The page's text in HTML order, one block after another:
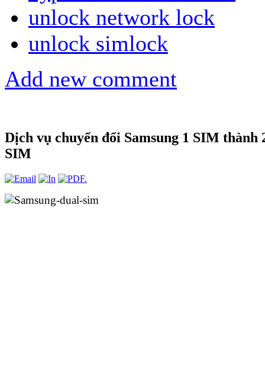
unlock network lock
unlock simlock
Add new comment
Dịch vụ chuyển đổi Samsung 1 SIM thành
SIM